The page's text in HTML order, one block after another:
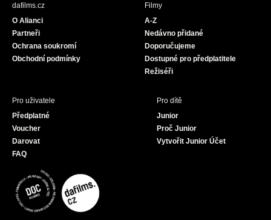
dafilms.cz
O Alianci
Partneři
Ochrana soukromí
Obchodní podmínky
Filmy
A-Z
Nedávno přidané
Doporučujeme
Dostupné pro předplatitele
Režiséři
Pro uživatele
Předplatné
Voucher
Darovat
FAQ
Pro dítě
Junior
Proč Junior
Vytvořit Junior Účet